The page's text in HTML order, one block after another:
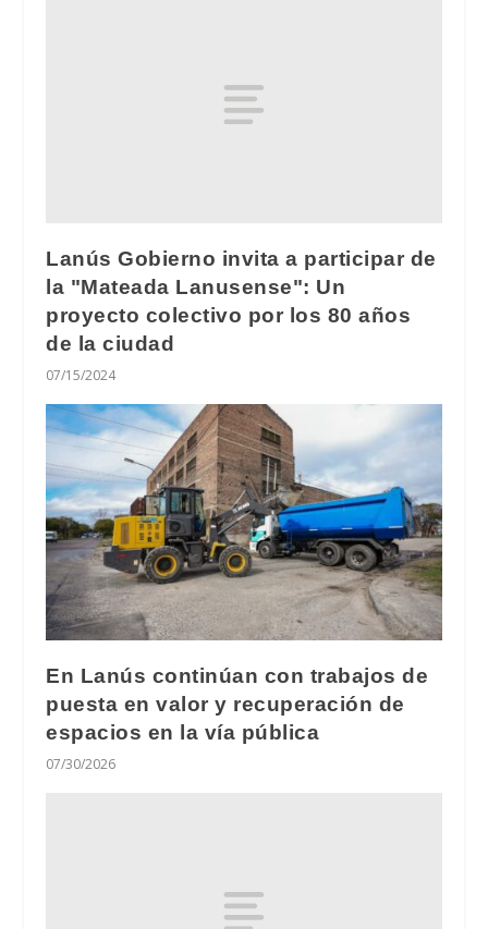
Lanús Gobierno invita a participar de
la "Mateada Lanusense": Un
proyecto colectivo por los 80 años
de la ciudad
07/15/2024
En Lanús continúan con trabajos de
puesta en valor y recuperación de
espacios en la vía pública
07/30/2026